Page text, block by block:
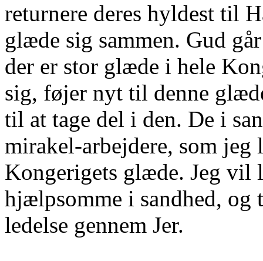
returnere deres hyldest til
glæde sig sammen. Gud
der er stor glæde i hele
sig, føjer nyt til denne
til at tage del i den. De i
mirakel-arbejdere, som
Kongerigets glæde. Jeg vil
hjælpsomme i sandhed,
ledelse gennem Jer.